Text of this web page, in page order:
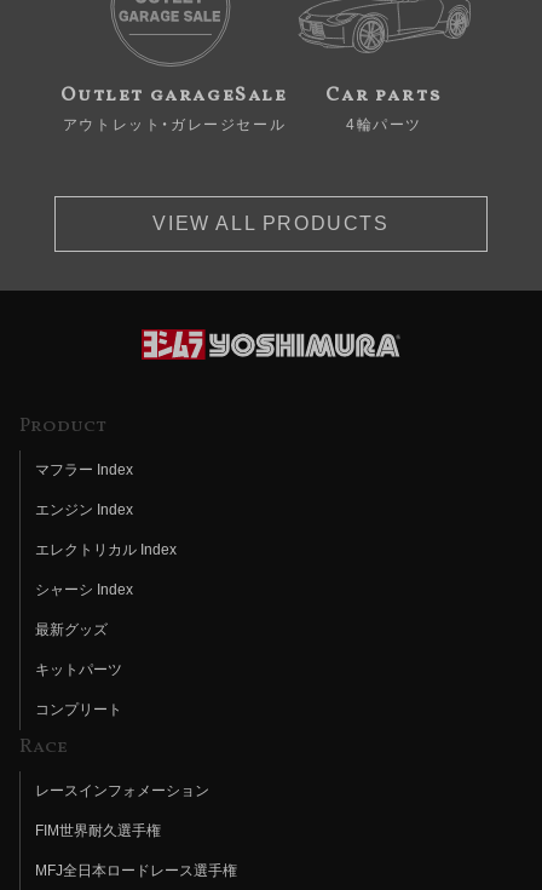
Outlet garageSale
アウトレット・ガレージセール
Car parts
4輪パーツ
VIEW ALL PRODUCTS
Product
マフラー Index
エンジン Index
エレクトリカル Index
シャーシ Index
最新グッズ
キットパーツ
コンプリート
Race
レースインフォメーション
FIM世界耐久選手権
MFJ全日本ロードレース選手権